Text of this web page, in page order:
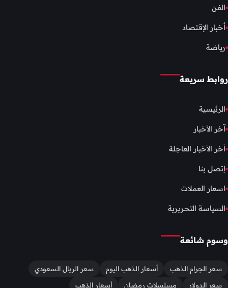
الفن
أخبار الإقتصاد
رياضة
روابط سريعة
الرئيسية
آخر الأخبار
أخر الأخبار العاجلة
إتصل بنا
اسعار العملات
السياسة التحريرية
وسوم شائعة
سعر الجرام الذهب أسعار الذهب اليوم
سعر الريال السعودي
سعر الدولار
مسلسلات رمضان أسعار الذهب